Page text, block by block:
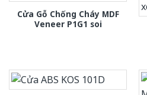
Cửa Gỗ Chống Cháy MDF
Veneer P1G1 soi